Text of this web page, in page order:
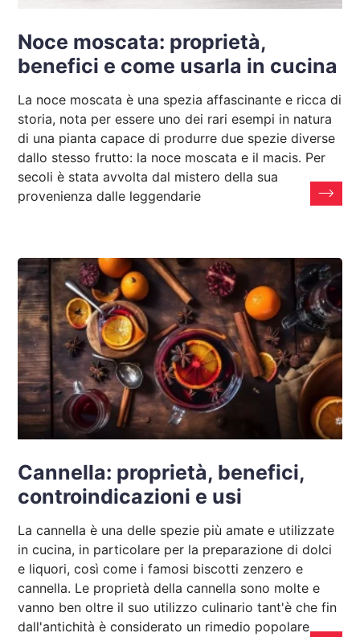
Noce moscata: proprietà,
benefici e come usarla in cucina
La noce moscata è una spezia affascinante e ricca di
storia, nota per essere uno dei rari esempi in natura
di una pianta capace di produrre due spezie diverse
dallo stesso frutto: la noce moscata e il macis. Per
secoli è stata avvolta dal mistero della sua
provenienza dalle leggendarie
Cannella: proprietà, benefici,
controindicazioni e usi
La cannella è una delle spezie più amate e utilizzate
in cucina, in particolare per la preparazione di dolci
e liquori, così come i famosi biscotti zenzero e
cannella. Le proprietà della cannella sono molte e
vanno ben oltre il suo utilizzo culinario tant'è che fin
dall'antichità è considerato un rimedio popolare